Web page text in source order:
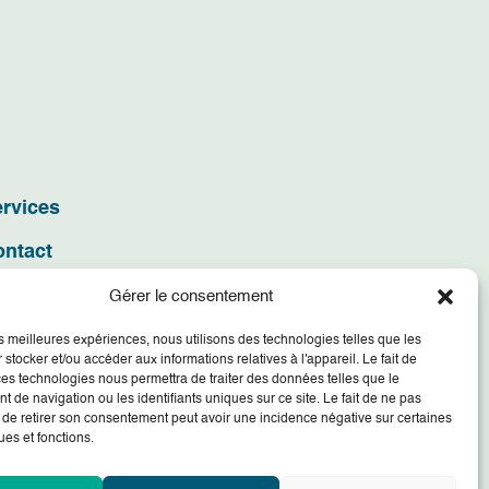
Gérer le consentement
meilleures expériences, nous utilisons des technologies telles que les
stocker et/ou accéder aux informations relatives à l'appareil. Le fait de
technologies nous permettra de traiter des données telles que le
de navigation ou les identifiants uniques sur ce site. Le fait de ne pas
retirer son consentement peut avoir une incidence négative sur certaines
et fonctions.